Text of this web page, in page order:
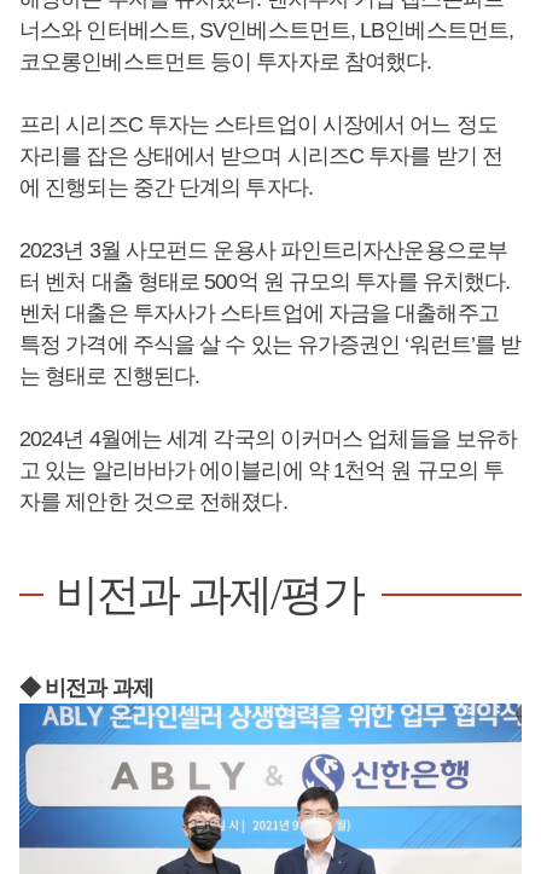
너스와 인터베스트, SV인베스트먼트, LB인베스트먼트,
코오롱인베스트먼트 등이 투자자로 참여했다.
프리 시리즈C 투자는 스타트업이 시장에서 어느 정도
자리를 잡은 상태에서 받으며 시리즈C 투자를 받기 전
에 진행되는 중간 단계의 투자다.
2023년 3월 사모펀드 운용사 파인트리자산운용으로부
터 벤처 대출 형태로 500억 원 규모의 투자를 유치했다.
벤처 대출은 투자사가 스타트업에 자금을 대출해주고
특정 가격에 주식을 살 수 있는 유가증권인 ‘워런트’를 받
는 형태로 진행된다.
2024년 4월에는 세계 각국의 이커머스 업체들을 보유하
고 있는 알리바바가 에이블리에 약 1천억 원 규모의 투
자를 제안한 것으로 전해졌다.
비전과 과제/평가
◆ 비전과 과제